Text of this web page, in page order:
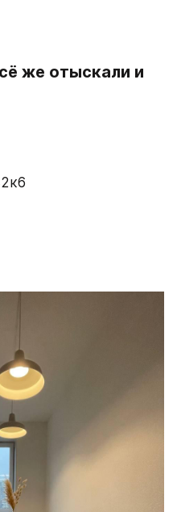
же отыскали и